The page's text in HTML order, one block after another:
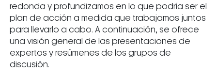
redonda y profundizamos en lo que podría ser el
plan de acción a medida que trabajamos juntos
para llevarlo a cabo. A continuación, se ofrece
una visión general de las presentaciones de
expertos y resúmenes de los grupos de
discusión.